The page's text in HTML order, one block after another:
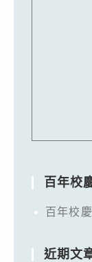
百年校
百年校
近期文